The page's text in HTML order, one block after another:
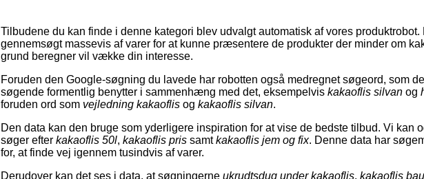
Tilbudene du kan finde i denne kategori blev udvalgt automatisk af vores produktrobot.
gennemsøgt massevis af varer for at kunne præsentere de produkter der minder om
grund beregner vil vække din interesse.
Foruden den Google-søgning du lavede har robotten også medregnet søgeord, som
søgende formentlig benytter i sammenhæng med det, eksempelvis kakaoflis silvan og
foruden ord som vejledning kakaoflis og kakaoflis silvan.
Den data kan den bruge som yderligere inspiration for at vise de bedste tilbud. Vi kan
søger efter kakaoflis 50l, kakaoflis pris samtkakaoflis jem og fix. Denne data har
for, at finde vej igennem tusindvis af varer.
Derudover kan det ses i data, at søgningerne ukrudtsdug under kakaoflis, kakaoflis